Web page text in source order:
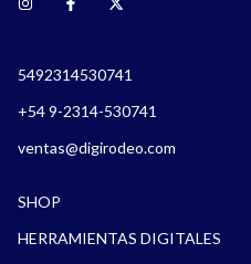
5492314530741
+54 9-2314-530741
ventas@digirodeo.com
SHOP
HERRAMIENTAS DIGITALES